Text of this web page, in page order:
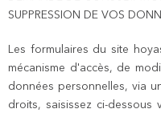
SUPPRESSION DE VOS
Les formulaires du site
mécanisme d'accès, de
données personnelles, via
droits, saisissez ci-